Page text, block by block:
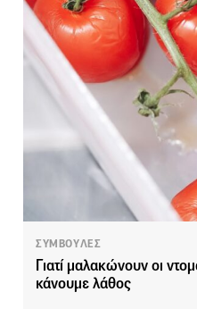
ΣΥΜΒΟΥΛΕΣ
Γιατί μαλακώνουν οι
κάνουμε λάθος